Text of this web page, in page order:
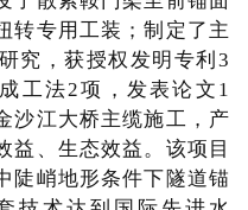
转专用工装；制定了主
究，获授权发明专利3
工法2项，发表论文1
沙江大桥主缆施工，产
益、生态效益。该项目
陡峭地形条件下隧道锚